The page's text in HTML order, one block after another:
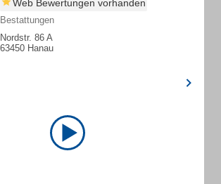
Web Bewertungen vorhanden
Bestattungen
Nordstr. 86 A
63450 Hanau